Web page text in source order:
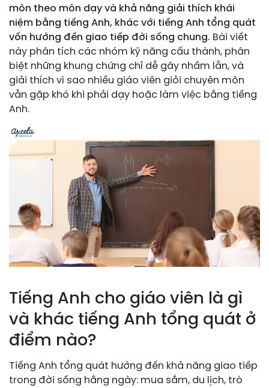
môn theo môn dạy và khả năng giải thích khái
niệm bằng tiếng Anh, khác với tiếng Anh tổng quát
vốn hướng đến giao tiếp đời sống chung. Bài viết
này phân tích các nhóm kỹ năng cấu thành, phân
biệt những khung chứng chỉ dễ gây nhầm lẫn, và
giải thích vì sao nhiều giáo viên giỏi chuyên môn
vẫn gặp khó khi phải dạy hoặc làm việc bằng tiếng
Anh.
Tiếng Anh cho giáo viên là gì
và khác tiếng Anh tổng quát ở
điểm nào?
Tiếng Anh tổng quát hướng đến khả năng giao tiếp
trong đời sống hằng ngày: mua sắm, du lịch, trò